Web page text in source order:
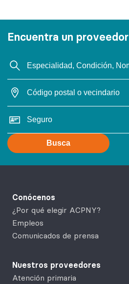
Encuentra un proveedor
Busca
Conócenos
¿Por qué elegir ACPNY?
Empleos
Comunicados de prensa
Nuestros proveedores
Atención primaria